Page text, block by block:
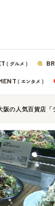
( グルメ )
( エンタメ )
阪の人気百貨店